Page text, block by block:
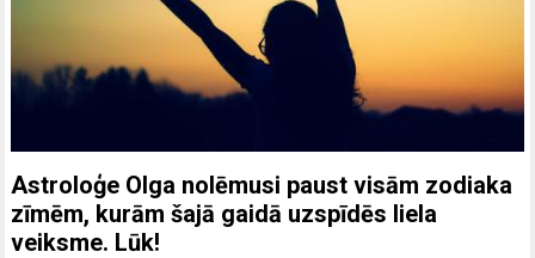
Astroloģe Olga nolēmusi paust visām zodiaka
zīmēm, kurām šajā gaidā uzspīdēs liela
veiksme. Lūk!